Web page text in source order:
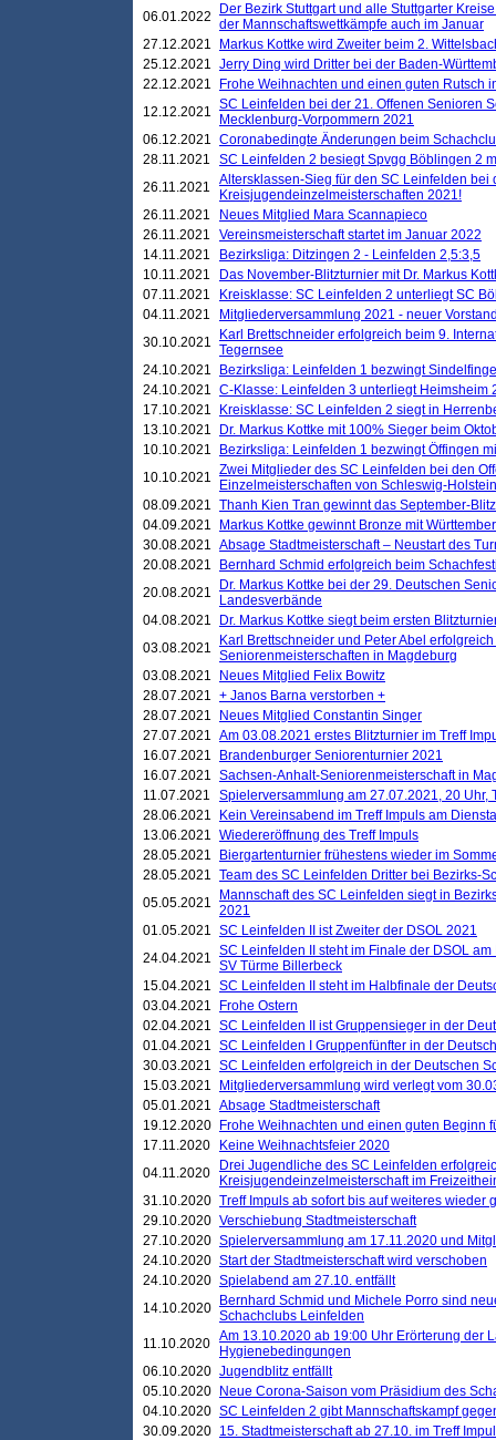
06.01.2022
Der Bezirk Stuttgart und alle Stuttgarter
der Mannschaftswettkämpfe auch im Januar
27.12.2021
Markus Kottke wird Zweiter beim 2.
25.12.2021 Jerry Ding wird Dritter bei der Baden-
22.12.2021
Frohe Weihnachten und einen guten Rutsch
12.12.2021 SC Leinfelden bei der 21. Offenen Senioren
Mecklenburg-Vorpommern 2021
06.12.2021 Coronabedingte Änderungen beim
28.11.2021
SC Leinfelden 2 besiegt Spvgg Böblingen 2
26.11.2021
Altersklassen-Sieg für den SC Leinfelden bei
Kreisjugendeinzelmeisterschaften 2021!
26.11.2021
Neues Mitglied Mara Scannapieco
26.11.2021
Vereinsmeisterschaft startet im Januar 2022
14.11.2021
Bezirksliga: Ditzingen 2 - Leinfelden 2,5:3,5
10.11.2021
Das November-Blitzturnier mit Dr. Markus
07.11.2021
Kreisklasse: SC Leinfelden 2 unterliegt SC
04.11.2021
Mitgliederversammlung 2021 - neuer
30.10.2021
Karl Brettschneider erfolgreich beim 9.
Tegernsee
24.10.2021
Bezirksliga: Leinfelden 1 bezwingt
24.10.2021 C-Klasse: Leinfelden 3 unterliegt Heimsheim
17.10.2021
Kreisklasse: SC Leinfelden 2 siegt in
13.10.2021
Dr. Markus Kottke mit 100% Sieger beim
10.10.2021
Bezirksliga: Leinfelden 1 bezwingt Öffingen
10.10.2021 Zwei Mitglieder des SC Leinfelden bei den
Einzelmeisterschaften von Schleswig-
08.09.2021 Thanh Kien Tran gewinnt das September-
04.09.2021
Markus Kottke gewinnt Bronze mit
30.08.2021 Absage Stadtmeisterschaft – Neustart des
20.08.2021
Bernhard Schmid erfolgreich beim
20.08.2021
Dr. Markus Kottke bei der 29. Deutschen
Landesverbände
04.08.2021
Dr. Markus Kottke siegt beim ersten
03.08.2021
Karl Brettschneider und Peter Abel
Seniorenmeisterschaften in Magdeburg
03.08.2021
Neues Mitglied Felix Bowitz
28.07.2021 + Janos Barna verstorben +
28.07.2021
Neues Mitglied Constantin Singer
27.07.2021 Am 03.08.2021 erstes Blitzturnier im Treff
16.07.2021
Brandenburger Seniorenturnier 2021
16.07.2021 Sachsen-Anhalt-Seniorenmeisterschaft in
11.07.2021
Spielerversammlung am 27.07.2021, 20 Uhr,
28.06.2021
Kein Vereinsabend im Treff Impuls am
13.06.2021 Wiedereröffnung des Treff Impuls
28.05.2021
Biergartenturnier frühestens wieder im
28.05.2021 Team des SC Leinfelden Dritter bei Bezirks-
05.05.2021
Mannschaft des SC Leinfelden siegt in
2021
01.05.2021 SC Leinfelden II ist Zweiter der DSOL 2021
24.04.2021 SC Leinfelden II steht im Finale der DSOL
SV Türme Billerbeck
15.04.2021 SC Leinfelden II steht im Halbfinale der
03.04.2021
Frohe Ostern
02.04.2021 SC Leinfelden II ist Gruppensieger in der
01.04.2021 SC Leinfelden I Gruppenfünfter in der
30.03.2021 SC Leinfelden erfolgreich in der Deutschen
15.03.2021
Mitgliederversammlung wird verlegt vom
05.01.2021 Absage Stadtmeisterschaft
19.12.2020
Frohe Weihnachten und einen guten Beginn
17.11.2020
Keine Weihnachtsfeier 2020
04.11.2020
Drei Jugendliche des SC Leinfelden
Kreisjugendeinzelmeisterschaft im
31.10.2020 Treff Impuls ab sofort bis auf weiteres wieder
29.10.2020 Verschiebung Stadtmeisterschaft
27.10.2020 Spielerversammlung am 17.11.2020 und
24.10.2020 Start der Stadtmeisterschaft wird verschoben
24.10.2020 Spielabend am 27.10. entfällt
14.10.2020
Bernhard Schmid und Michele Porro sind
Schachclubs Leinfelden
11.10.2020 Am 13.10.2020 ab 19:00 Uhr Erörterung der
Hygienebedingungen
06.10.2020 Jugendblitz entfällt
05.10.2020
Neue Corona-Saison vom Präsidium des
04.10.2020 SC Leinfelden 2 gibt Mannschaftskampf
30.09.2020 15. Stadtmeisterschaft ab 27.10. im Treff